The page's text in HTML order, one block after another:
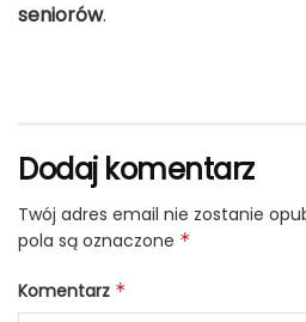
seniorów.
Dodaj komentarz
Twój adres email nie zostanie
pola są oznaczone *
Komentarz *